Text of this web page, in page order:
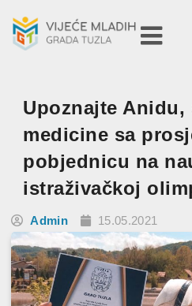
Upoznajte
medicine sa
pobjednicu na
istraživačkoj
Admin 15.05.2021